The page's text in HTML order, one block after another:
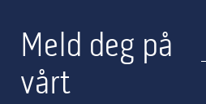
Meld deg på
vårt